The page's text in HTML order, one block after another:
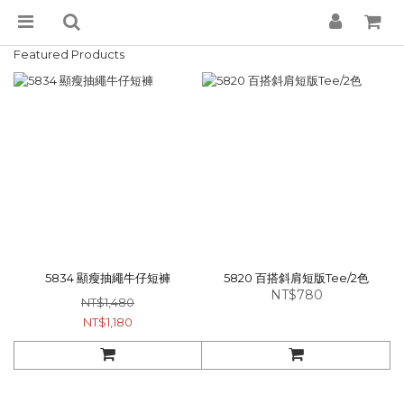
Featured Products
5834 顯瘦抽繩牛仔短褲
NT$1,480
NT$1,180
5820 百搭斜肩短版Tee/2色
NT$780